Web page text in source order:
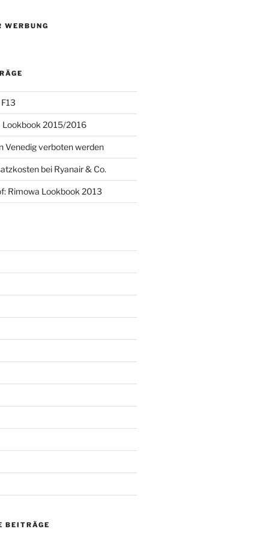
WERBUNG
Lookbook 2015/2016
Venedig verboten werden
bei Ryanair & Co.
Rimowa Lookbook 2013
BEITRÄGE